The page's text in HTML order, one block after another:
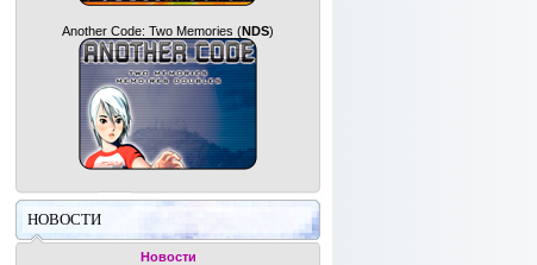
Another Code: Two Memories (NDS)
НОВОСТИ
Новости